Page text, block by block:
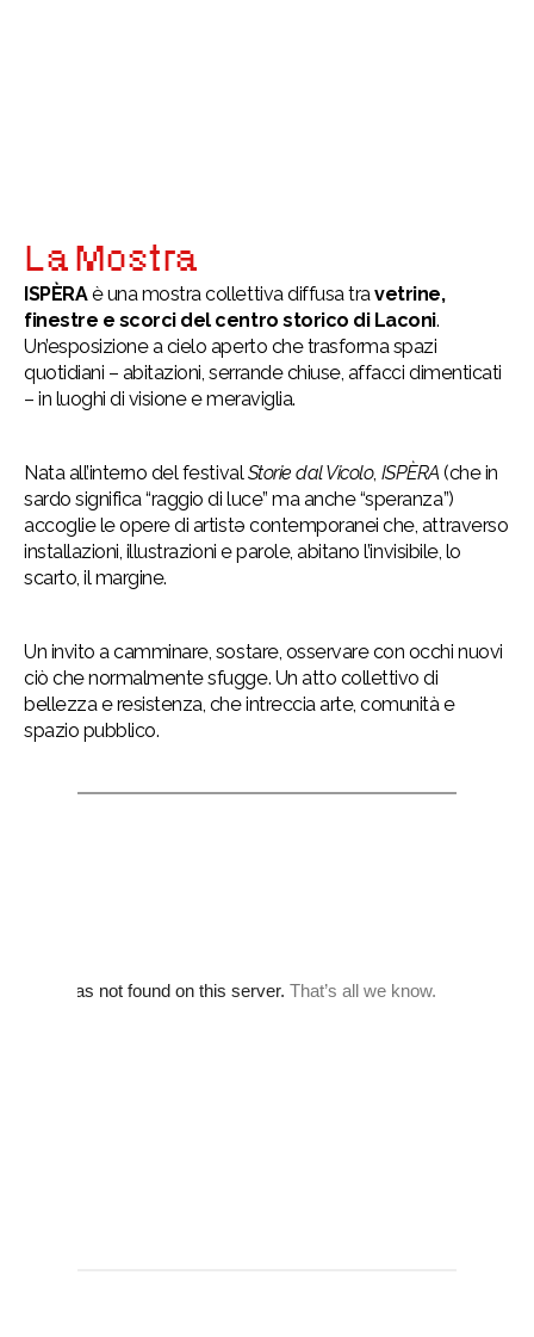
La Mostra
ISPÈRAè una mostra collettiva diffusa travetrine,
finestre e scorci del centro storico di Laconi.
Un’esposizione a cielo aperto che trasforma spazi
quotidiani – abitazioni, serrande chiuse, affacci dimenticati
– in luoghi di visione e meraviglia.
Nata all’interno del festivalStorie dal Vicolo, ISPÈRA(che in
sardo significa “raggio di luce” ma anche “speranza”)
accoglie le opere di artistə contemporanei che, attraverso
installazioni, illustrazioni e parole, abitano l’invisibile, lo
scarto, il margine.
Un invito a camminare, sostare, osservare con occhi nuovi
ciò che normalmente sfugge. Un atto collettivo di
bellezza e resistenza, che intreccia arte, comunità e
spazio pubblico.